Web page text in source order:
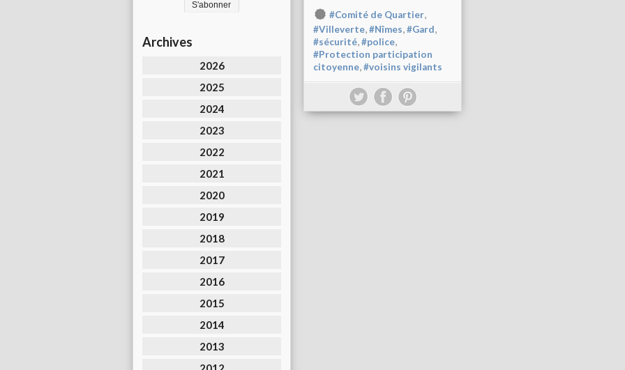
Archives
2026
2025
2024
2023
2022
2021
2020
2019
2018
2017
2016
2015
2014
2013
#Comité de Quartier,
#Villeverte,#Nîmes,#Gard,
#sécurité,#police,
#Protection participation
citoyenne,#voisins vigilants